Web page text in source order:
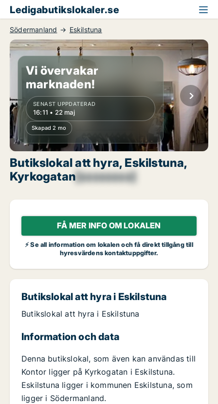
Ledigabutikslokaler.se
Södermanland Eskilstuna
Vi övervakar
marknaden!
SENAST UPPDATERAD
16:11 • 22 maj
Skapad 2 mo
Butikslokal att hyra, Eskilstuna,
Kyrkogatan[xxxxxxxx]
FÅ MER INFO OM LOKALEN
⚡ Se all information om lokalen och få direkt tillgång till
hyresvärdens kontaktuppgifter.
Butikslokal att hyra i Eskilstuna
Butikslokal att hyra i Eskilstuna
Information och data
Denna butikslokal, som även kan användas till
Kontor ligger på Kyrkogatan i Eskilstuna.
Eskilstuna ligger i kommunen Eskilstuna, som
ligger i Södermanland.